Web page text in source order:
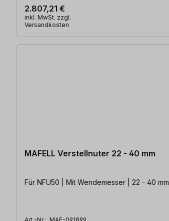
2.807,21 €
inkl. MwSt. zzgl.
Versandkosten
MAFELL Verstellnuter 22 - 40 mm
Für NFU50 | Mit Wendemesser | 22 - 40 mm